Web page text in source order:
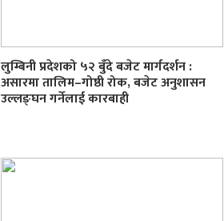
लुम्बिनी प्रदेशको ५२ बुँदे बजेट मार्गदर्शन :
असारमा तालिम–गोष्ठी रोक, बजेट अनुशासन
उल्लङ्घन गर्नेलाई कारबाही